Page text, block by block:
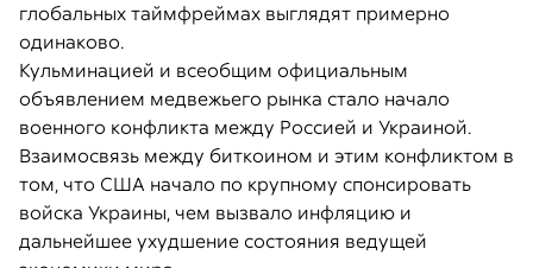
глобальных таймфреймах выглядят примерно
одинаково.
Кульминацией и всеобщим официальным
объявлением медвежьего рынка стало начало
военного конфликта между Россией и Украиной.
Взаимосвязь между биткоином и этим конфликтом в
том, что США начало по крупному спонсировать
войска Украины, чем вызвало инфляцию и
дальнейшее ухудшение состояния ведущей